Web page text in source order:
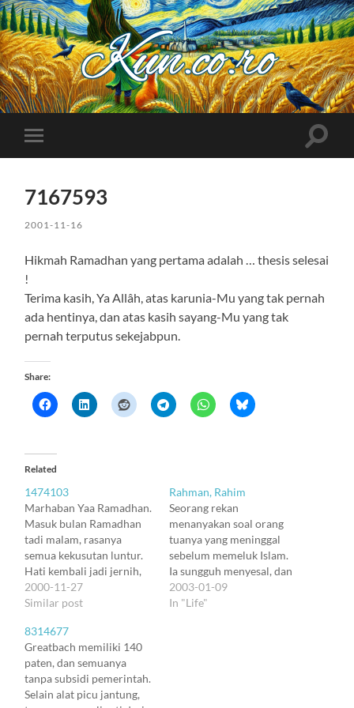
Kuncoro++
Toggle
mobile
Toggle
7167593
2001-11-16
Hikmah Ramadhan yang pertama adalah … thesis selesai
!
Terima kasih, Ya Allâh, atas karunia-Mu yang tak pernah
ada hentinya, dan atas kasih sayang-Mu yang tak
pernah terputus sekejabpun.
Share:
Related
1474103
Marhaban Yaa Ramadhan.
Masuk bulan Ramadhan
tadi malam, rasanya
semua kekusutan luntur.
Hati kembali jadi jernih,
bening, dan penuh kasih
pada semesta. Langit
menjadi bintang-bintang
yang kemilau gemerlapan
di atas dinamika
kehidupan yang mengalir
deras. Terima kasih, Ya
2000-11-27
Similar post
Rahman, Rahim
Seorang rekan
menanyakan soal orang
tuanya yang meninggal
sebelum memeluk Islam.
Ia sungguh menyesal, dan
resah membayangkan apa
yang akan terjadi pada
2003-01-09
In "Life"
8314677
Greatbach memiliki 140
paten, dan semuanya
tanpa subsidi pemerintah.
Selain alat picu jantung,